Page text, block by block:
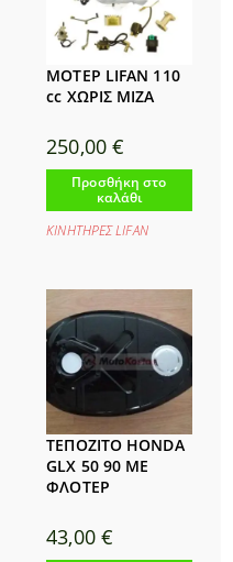
ΜΟΤΕΡ LIFAN 110
cc ΧΩΡΙΣ ΜΙΖΑ
250,00 €
Προσθήκη στο
καλάθι
ΚΙΝΗΤΗΡΕΣ LIFAΝ
ΤΕΠΟΖΙΤΟ HONDA
GLX 50 90 ΜΕ
ΦΛΟΤΕΡ
43,00 €